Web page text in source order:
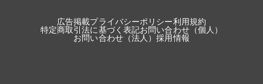
広告掲載プライバシーポリシー利用規約
特定商取引法に基づく表記お問い合わせ（個人）
お問い合わせ（法人）採用情報